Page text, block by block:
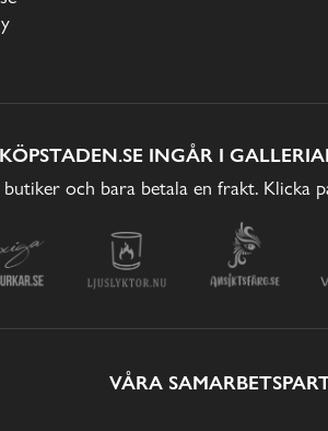
KÖPSTADEN.SE INGÅR I
och bara betala en frakt.
VÅRA